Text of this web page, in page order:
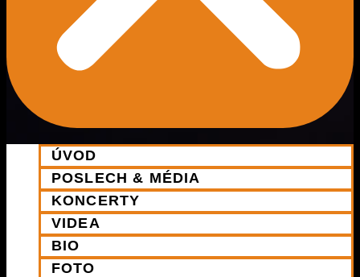
ÚVOD
POSLECH & MÉDIA
KONCERTY
VIDEA
BIO
FOTO